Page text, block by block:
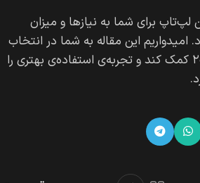
لپ‌تاپ برای شما به نیازها و میزان
این مقاله به شما در انتخاب
بهترین لپ‌تاپ سال ۲۰۲۳ کمک کند و تجربه‌ی استفاده‌ی بهتری را